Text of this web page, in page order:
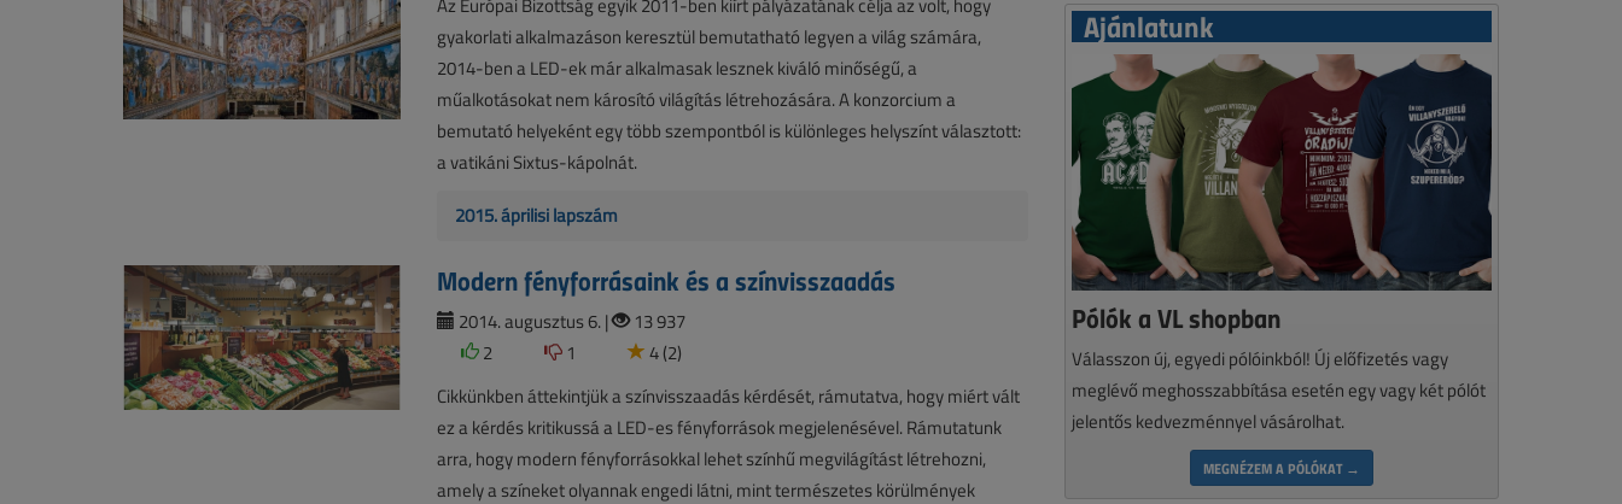
gyakorlati alkalmazáson keresztül bemutatható legyen a világ számára,
2014-ben a LED-ek már alkalmasak lesznek kiváló minőségű, a
műalkotásokat nem károsító világítás létrehozására. A konzorcium a
bemutató helyeként egy több szempontból is különleges helyszínt választott:
a vatikáni Sixtus-kápolnát.
2015. áprilisi lapszám
Modern fényforrásaink és a színvisszaadás
2014. augusztus 6. |
13 937
2
1
4 (2)
Cikkünkben áttekintjük a színvisszaadás kérdését, rámutatva, hogy miért vált
ez a kérdés kritikussá a LED-es fényforrások megjelenésével. Rámutatunk
arra, hogy modern fényforrásokkal lehet színhű megvilágítást létrehozni,
amely a színeket olyannak engedi látni, mint természetes körülmények
Ajánlatunk
Pólók a VL shopban
Válasszon új, egyedi pólóinkból! Új előfizetés vagy
meglévő meghosszabbítása esetén egy vagy két pólót
jelentős kedvezménnyel vásárolhat.
MEGNÉZEM A PÓLÓKAT →